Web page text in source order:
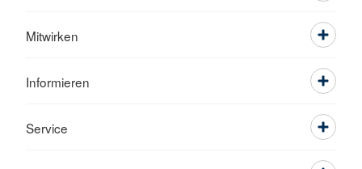
Mitwirken
Informieren
Service